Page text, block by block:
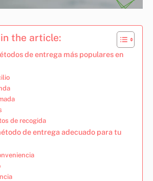
the article:
de entrega más populares en
de recogida
de entrega adecuado para tu